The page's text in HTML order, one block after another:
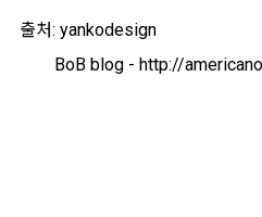
출처: yankodesign
BoB blog - http://